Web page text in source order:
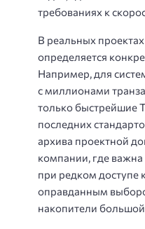
требованиях к
В реальных
определяется
Например, для
с миллионами
только быстрейшие
последних
архива проектной
компании, где
при редком доступе
оправданным
накопители